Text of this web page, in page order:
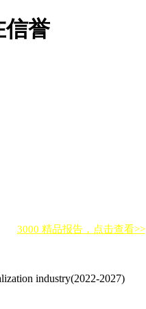
信誉
3000 精品报告，点击查看>>
industry(2022-2027)